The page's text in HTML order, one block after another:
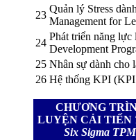
23
Quản lý Stress
Management for
24
Phát triển năng lực
Development
25 Nhân sự dành cho
26 Hệ thống KPI (KPI
CHƯƠNG
LUYỆN CẢI TIẾN
Six Sigma